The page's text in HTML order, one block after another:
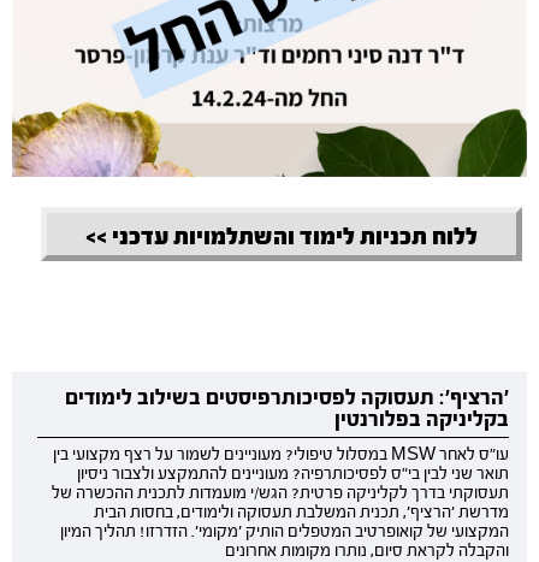
ללוח תכניות לימוד והשתלמויות עדכני >>
'הרציף': תעסוקה לפסיכותרפיסטים בשילוב לימודים
בקליניקה בפלורנטין
עו"ס לאחר MSW במסלול טיפולי? מעוניינים לשמור על רצף מקצועי בין
תואר שני לבין בי"ס לפסיכותרפיה? מעוניינים להתמקצע ולצבור ניסיון
תעסוקתי בדרך לקליניקה פרטית? הגש/י מועמדות לתכנית ההכשרה של
מדרשת 'הרציף', תכנית המשלבת תעסוקה ולימודים, בחסות הבית
המקצועי של קואופרטיב המטפלים הותיק 'מקומי'. הזדרזו! תהליך המיון
והקבלה לקראת סיום, נותרו מקומות אחרונים